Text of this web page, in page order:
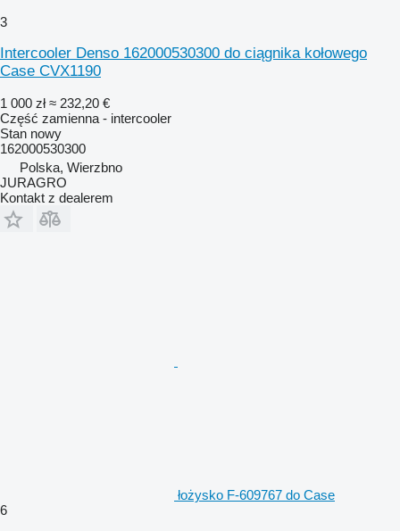
3
Intercooler Denso 162000530300 do ciągnika kołowego
Case CVX1190
1 000 zł ≈ 232,20 €
Część zamienna - intercooler
Stan nowy
162000530300
Polska, Wierzbno
JURAGRO
Kontakt z dealerem
łożysko F-609767 do Case
6